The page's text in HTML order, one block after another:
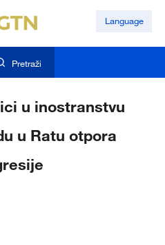
Language
Pretraži
u inostranstvu
u Ratu otpora